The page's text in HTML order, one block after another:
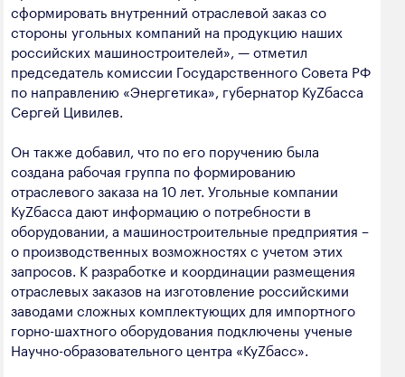
сформировать внутренний отраслевой заказ со
стороны угольных компаний на продукцию наших
российских машиностроителей», — отметил
председатель комиссии Государственного Совета РФ
по направлению «Энергетика», губернатор КуZбасса
Сергей Цивилев.
Он также добавил, что по его поручению была
создана рабочая группа по формированию
отраслевого заказа на 10 лет. Угольные компании
КуZбасса дают информацию о потребности в
оборудовании, а машиностроительные предприятия –
о производственных возможностях с учетом этих
запросов. К разработке и координации размещения
отраслевых заказов на изготовление российскими
заводами сложных комплектующих для импортного
горно-шахтного оборудования подключены ученые
Научно-образовательного центра «КуZбасс».